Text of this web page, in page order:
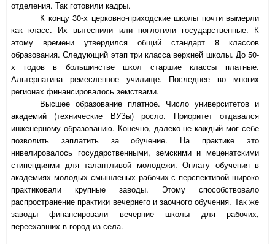
отделения. Так готовили кадры.
К концу 30-х церковно-приходские школы почти вымерли
как класс. Их вытеснили или поглотили государственные. К
этому времени утвердился общий стандарт 8 классов
образования. Следующий этап три класса верхней школы. До 50-
х годов в большинстве школ старшие классы платные.
Альтернатива ремесленное училище. Последнее во многих
регионах финансировалось земствами.
Высшее образование платное. Число университетов и
академий (технические ВУЗы) росло. Приоритет отдавался
инженерному образованию. Конечно, далеко не каждый мог себе
позволить заплатить за обучение. На практике это
нивелировалось государственными, земскими и меценатскими
стипендиями для талантливой молодежи. Оплату обучения в
академиях молодых смышленых рабочих с перспективой широко
практиковали крупные заводы. Этому способствовало
распространение практики вечернего и заочного обучения. Так же
заводы финансировали вечерние школы для рабочих,
переехавших в город из села.